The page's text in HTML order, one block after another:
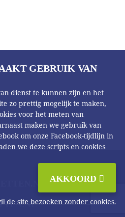
GEBRUIK VAN
dienst te kunnen zijn en het
zo prettig mogelijk te maken,
voor het meten van
maken we gebruik van
om onze Facebook-tijdlijn in
we deze scripts en cookies
AKKOORD
de site bezoeken zonder cookies.